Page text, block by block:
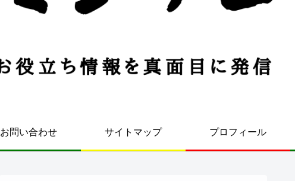
お問い合わせ サイトマップ プロフィール